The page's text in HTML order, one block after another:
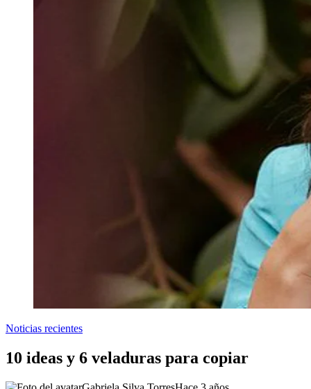
Noticias recientes
10 ideas y 6 veladuras para copiar